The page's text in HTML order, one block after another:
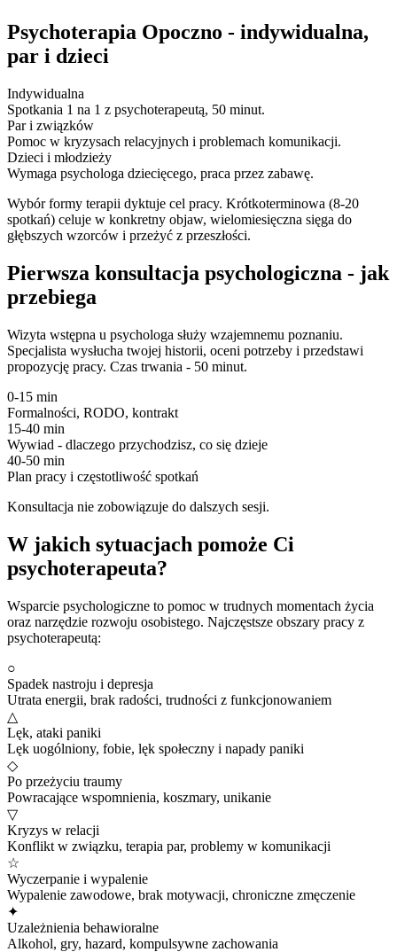
Psychoterapia Opoczno - indywidualna,
par i dzieci
Indywidualna
Spotkania 1 na 1 z psychoterapeutą, 50 minut.
Par i związków
Pomoc w kryzysach relacyjnych i problemach komunikacji.
Dzieci i młodzieży
Wymaga psychologa dziecięcego, praca przez zabawę.
Wybór formy terapii dyktuje cel pracy. Krótkoterminowa (8-20
spotkań) celuje w konkretny objaw, wielomiesięczna sięga do
głębszych wzorców i przeżyć z przeszłości.
Pierwsza konsultacja psychologiczna - jak
przebiega
Wizyta wstępna u psychologa służy wzajemnemu poznaniu.
Specjalista wysłucha twojej historii, oceni potrzeby i przedstawi
propozycję pracy. Czas trwania - 50 minut.
0-15 min
Formalności, RODO, kontrakt
15-40 min
Wywiad - dlaczego przychodzisz, co się dzieje
40-50 min
Plan pracy i częstotliwość spotkań
Konsultacja nie zobowiązuje do dalszych sesji.
W jakich sytuacjach pomoże Ci
psychoterapeuta?
Wsparcie psychologiczne to pomoc w trudnych momentach życia
oraz narzędzie rozwoju osobistego. Najczęstsze obszary pracy z
psychoterapeutą:
○
Spadek nastroju i depresja
Utrata energii, brak radości, trudności z funkcjonowaniem
△
Lęk, ataki paniki
Lęk uogólniony, fobie, lęk społeczny i napady paniki
◇
Po przeżyciu traumy
Powracające wspomnienia, koszmary, unikanie
▽
Kryzys w relacji
Konflikt w związku, terapia par, problemy w komunikacji
☆
Wyczerpanie i wypalenie
Wypalenie zawodowe, brak motywacji, chroniczne zmęczenie
✦
Uzależnienia behawioralne
Alkohol, gry, hazard, kompulsywne zachowania